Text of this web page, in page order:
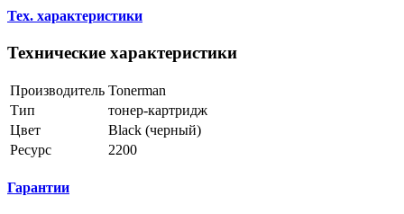
Тех. характеристики
Технические характеристики
Производитель Tonerman
Тип
тонер-картридж
Цвет
Black (черный)
Ресурс
2200
Гарантии